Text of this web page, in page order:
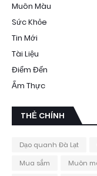
Muôn Màu
Sức Khỏe
Tin Mới
Tài Liệu
Điểm Đến
Ẩm Thực
THẺ CHÍNH
Dạo quanh Đà Lạt
Mua sắm
Muôn